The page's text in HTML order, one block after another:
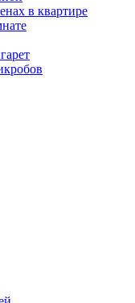
в квартире